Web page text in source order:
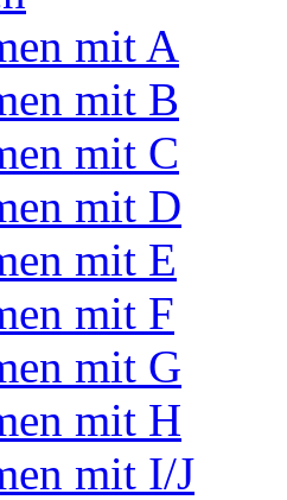
mit A
mit B
mit C
mit D
mit E
mit F
mit G
mit H
mit I/J